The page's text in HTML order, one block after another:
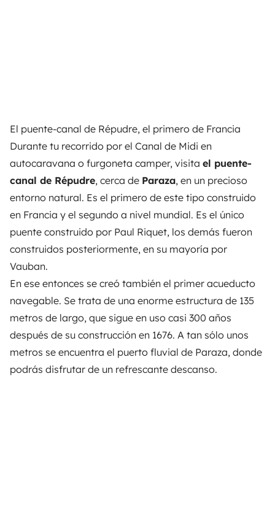
El puente-canal de Répudre, el primero de Francia
Durante tu recorrido por el Canal de Midi en
autocaravana o furgoneta camper, visita el puente-
canal de Répudre, cerca de Paraza, en un precioso
entorno natural. Es el primero de este tipo construido
en Francia y el segundo a nivel mundial. Es el único
puente construido por Paul Riquet, los demás fueron
construidos posteriormente, en su mayoría por
Vauban.
En ese entonces se creó también el primer acueducto
navegable. Se trata de una enorme estructura de 135
metros de largo, que sigue en uso casi 300 años
después de su construcción en 1676. A tan sólo unos
metros se encuentra el puerto fluvial de Paraza, donde
podrás disfrutar de un refrescante descanso.